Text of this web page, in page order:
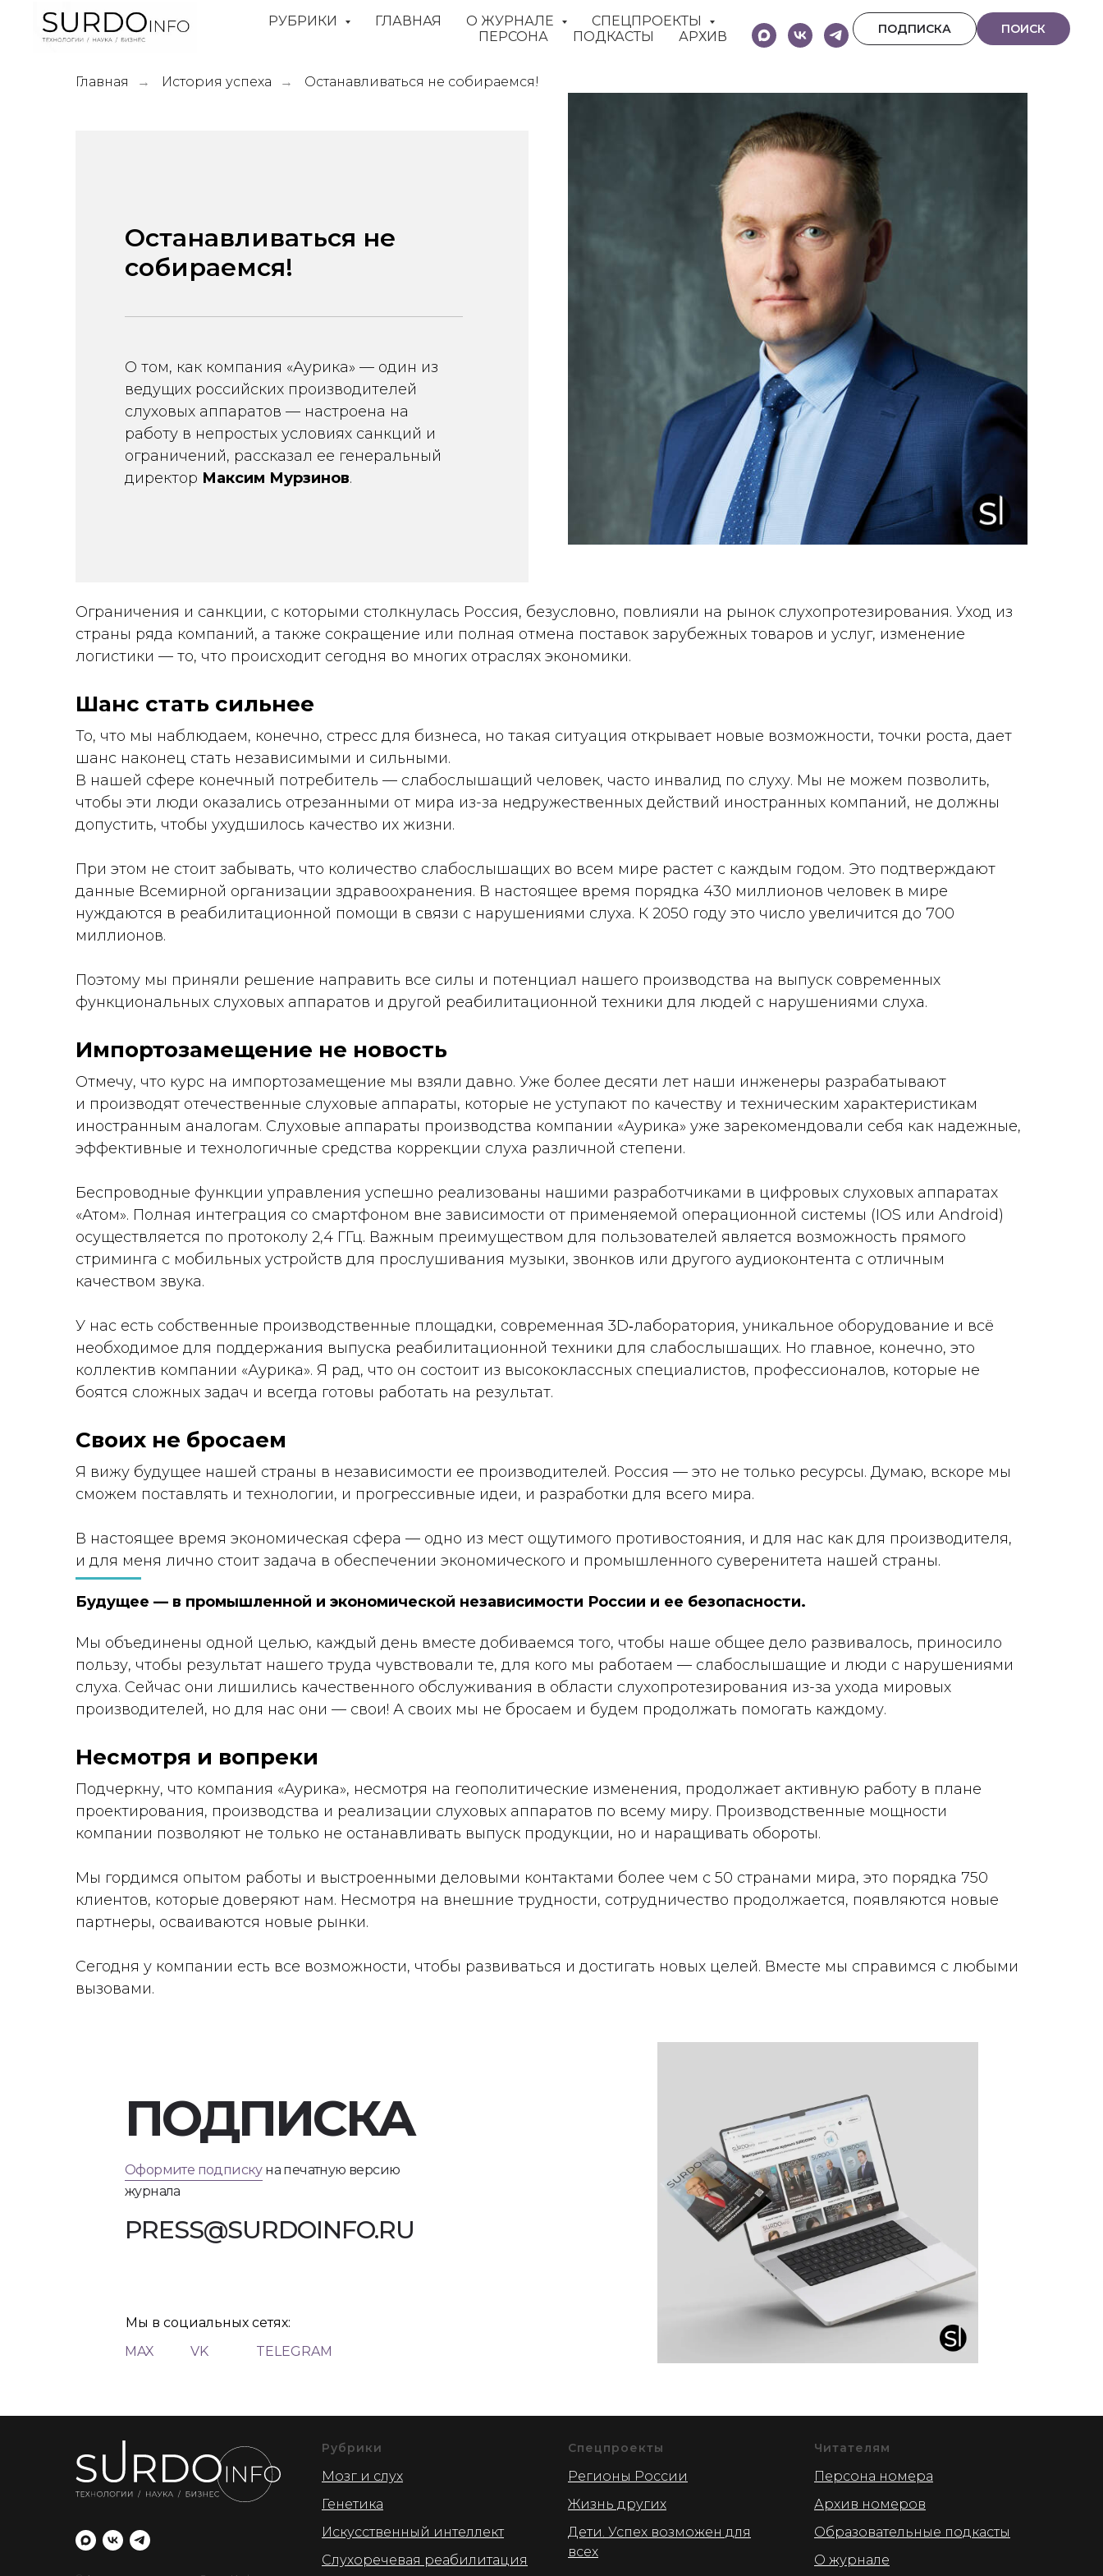
РУБРИКИ ГЛАВНАЯ О ЖУРНАЛЕ
СПЕЦПРОЕКТЫ
ПЕРСОНА
ПОДКАСТЫ АРХИВ
ПОДПИСКА ПОИСК
Главная → История успеха → Останавливаться не собираемся!
Останавливаться не
собираемся!
О том, как компания «Аурика» — один из
ведущих российских производителей
слуховых аппаратов — настроена на
работу в непростых условиях санкций и
ограничений, рассказал ее генеральный
директор Максим Мурзинов.
Ограничения и санкции, с которыми столкнулась Россия, безусловно, повлияли на рынок слухопротезирования. Уход из
страны ряда компаний, а также сокращение или полная отмена поставок зарубежных товаров и услуг, изменение
логистики — то, что происходит сегодня во многих отраслях экономики.
Шанс стать сильнее
То, что мы наблюдаем, конечно, стресс для бизнеса, но такая ситуация открывает новые возможности, точки роста, дает
шанс наконец стать независимыми и сильными.
В нашей сфере конечный потребитель — слабослышащий человек, часто инвалид по слуху. Мы не можем позволить,
чтобы эти люди оказались отрезанными от мира из-за недружественных действий иностранных компаний, не должны
допустить, чтобы ухудшилось качество их жизни.
При этом не стоит забывать, что количество слабослышащих во всем мире растет с каждым годом. Это подтверждают
данные Всемирной организации здравоохранения. В настоящее время порядка 430 миллионов человек в мире
нуждаются в реабилитационной помощи в связи с нарушениями слуха. К 2050 году это число увеличится до 700
миллионов.
Поэтому мы приняли решение направить все силы и потенциал нашего производства на выпуск современных
функциональных слуховых аппаратов и другой реабилитационной техники для людей с нарушениями слуха.
Импортозамещение не новость
Отмечу, что курс на импортозамещение мы взяли давно. Уже более десяти лет наши инженеры разрабатывают
и производят отечественные слуховые аппараты, которые не уступают по качеству и техническим характеристикам
иностранным аналогам. Слуховые аппараты производства компании «Аурика» уже зарекомендовали себя как надежные,
эффективные и технологичные средства коррекции слуха различной степени.
Беспроводные функции управления успешно реализованы нашими разработчиками в цифровых слуховых аппаратах
«Атом». Полная интеграция со смартфоном вне зависимости от применяемой операционной системы (IOS или Android)
осуществляется по протоколу 2,4 ГГц. Важным преимуществом для пользователей является возможность прямого
стриминга с мобильных устройств для прослушивания музыки, звонков или другого аудиоконтента с отличным
качеством звука.
У нас есть собственные производственные площадки, современная 3D‑лаборатория, уникальное оборудование и всё
необходимое для поддержания выпуска реабилитационной техники для слабослышащих. Но главное, конечно, это
коллектив компании «Аурика». Я рад, что он состоит из высококлассных специалистов, профессионалов, которые не
боятся сложных задач и всегда готовы работать на результат.
Своих не бросаем
Я вижу будущее нашей страны в независимости ее производителей. Россия — это не только ресурсы. Думаю, вскоре мы
сможем поставлять и технологии, и прогрессивные идеи, и разработки для всего мира.
В настоящее время экономическая сфера — одно из мест ощутимого противостояния, и для нас как для производителя,
и для меня лично стоит задача в обеспечении экономического и промышленного суверенитета нашей страны.
Будущее — в промышленной и экономической независимости России и ее безопасности.
Мы объединены одной целью, каждый день вместе добиваемся того, чтобы наше общее дело развивалось, приносило
пользу, чтобы результат нашего труда чувствовали те, для кого мы работаем — слабослышащие и люди с нарушениями
слуха. Сейчас они лишились качественного обслуживания в области слухопротезирования из-за ухода мировых
производителей, но для нас они — свои! А своих мы не бросаем и будем продолжать помогать каждому.
Несмотря и вопреки
Подчеркну, что компания «Аурика», несмотря на геополитические изменения, продолжает активную работу в плане
проектирования, производства и реализации слуховых аппаратов по всему миру. Производственные мощности
компании позволяют не только не останавливать выпуск продукции, но и наращивать обороты.
Мы гордимся опытом работы и выстроенными деловыми контактами более чем с 50 странами мира, это порядка 750
клиентов, которые доверяют нам. Несмотря на внешние трудности, сотрудничество продолжается, появляются новые
партнеры, осваиваются новые рынки.
Сегодня у компании есть все возможности, чтобы развиваться и достигать новых целей. Вместе мы справимся с любыми
вызовами.
Оформите подпискуна печатную версию
журнала
ПОДПИСКА
PRESS@SURDOINFO.RU
TELEGRAM
VK
MAX
Мы в социальных сетях:
Рубрики
Мозг и слух
Генетика
Искусственный интеллект
Слухоречевая реабилитация
Спецпроекты
Регионы России
Жизнь других
Дети. Успех возможен для
всех
Читателям
Персона номера
Архив номеров
Образовательные подкасты
О журнале